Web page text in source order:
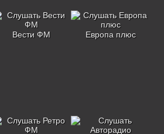
Вести ФМ Европа плюс